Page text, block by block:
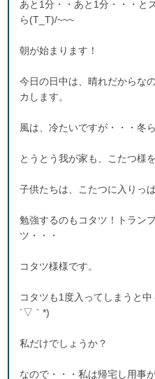
あと1分・・あと1分・・・と
ら(T_T)/~~~
朝が始まります！
今日の日中は、晴れだからな
カします。
風は、冷たいですが・・・冬
とうとう我が家も、こたつ様
子供たちは、こたつに入りっ
勉強するのもコタツ！トラン
ツ・・・
コタツ様様です。
コタツも1度入ってしまうと
´▽｀*)
私だけでしょうか？
なので・・・私は帰宅し用事